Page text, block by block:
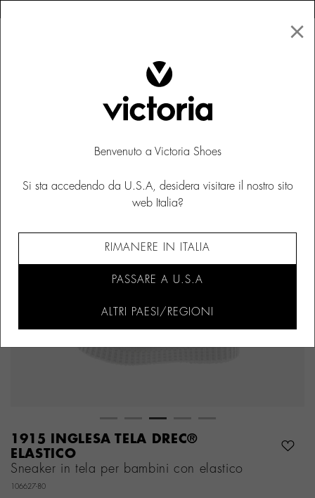
1915 INGLESA TELA DREC®
ELASTICO
Sneaker in tela per bambini con elastico
106627-80
×
Benvenuto a Victoria Shoes
Si sta accedendo da U.S.A, desidera visitare il nostro sito
web Italia?
RIMANERE IN ITALIA
PASSARE A U.S.A
ALTRI PAESI/REGIONI